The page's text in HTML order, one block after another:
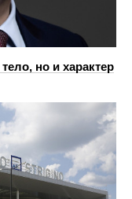
но и характер